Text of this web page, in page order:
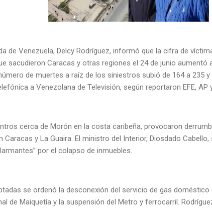
de Venezuela, Delcy Rodríguez, informó que la cifra de
sacudieron Caracas y otras regiones el 24 de junio aumentó
de muertes a raíz de los siniestros subió de 164 a 235 y
a Venezolana de Televisión, según reportaron EFE, AP
cerca de Morón en la costa caribeña, provocaron
y La Guaira. El ministro del Interior, Diosdado
por el colapso de inmuebles.
se ordenó la desconexión del servicio de gas
de Maiquetía y la suspensión del Metro y ferrocarril.